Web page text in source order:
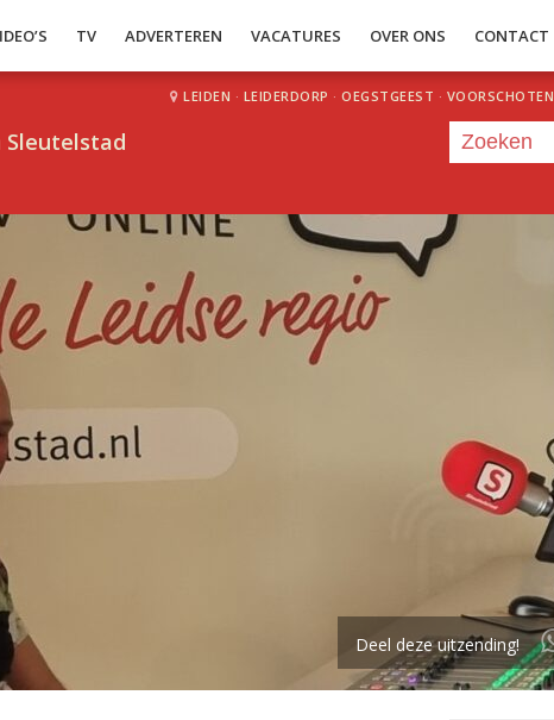
TV ADVERTEREN VACATURES OVER ONS CONTACT
Sleutelstad
LEIDEN · LEIDERDORP · OEGSTGEEST · VOORSCHOTEN
Deel deze uitzending!